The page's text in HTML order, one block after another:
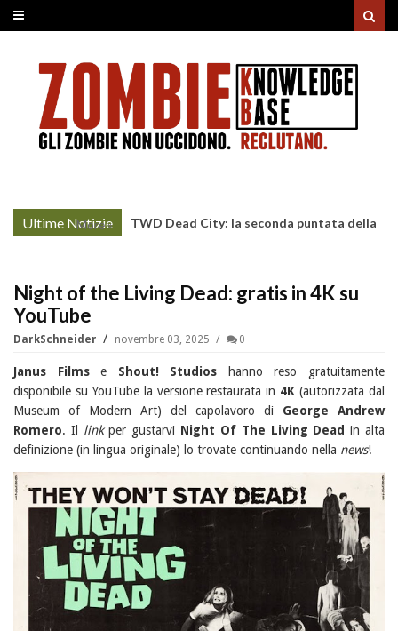
Ultime Notizie
More »
TWD Dead City: la seconda puntata della
Night of the Living Dead: gratis in 4K su
YouTube
DarkSchneider novembre 03, 2025 0
Janus Filmse Shout! Studios hanno reso gratuitamente
disponibile su YouTube la versione restaurata in 4K (autorizzata dal
Museum of Modern Art) del capolavoro di George Andrew
Romero. Il linkper gustarvi Night Of The Living Dead in alta
definizione (in lingua originale) lo trovate continuando nella news!